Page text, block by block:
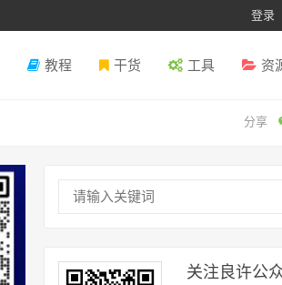
登录
教程 干货 工具 资
关注良许公